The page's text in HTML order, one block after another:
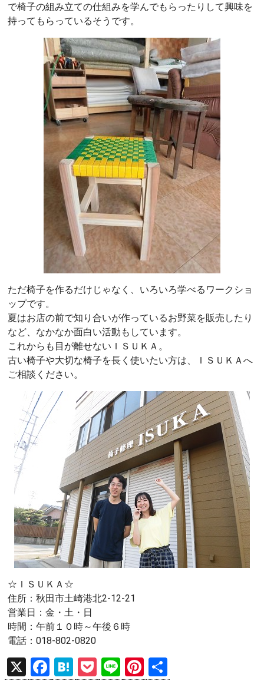
で椅子の組み立ての仕組みを学んでもらったりして興味を
持ってもらっているそうです。
ただ椅子を作るだけじゃなく、いろいろ学べるワークショ
ップです。
夏はお店の前で知り合いが作っているお野菜を販売したり
など、なかなか面白い活動もしています。
これからも目が離せないＩＳＵＫＡ。
古い椅子や大切な椅子を長く使いたい方は、ＩＳＵＫＡへ
ご相談ください。
☆ＩＳＵＫＡ☆
住所：秋田市土崎港北2-12-21
営業日：金・土・日
時間：午前１０時～午後６時
電話：018-802-0820
X
F
H
P
Li
Pi